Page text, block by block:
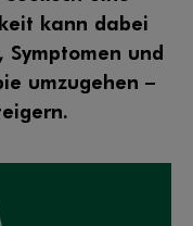
kann dabei
und
umzugehen –